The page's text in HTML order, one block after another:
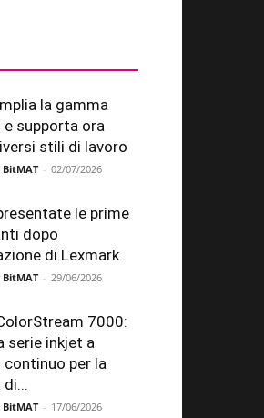
la gamma
e supporta ora
stili di lavoro
BitMAT - 02/07/2026
le prime
dopo
di Lexmark
BitMAT - 29/06/2026
7000:
serie inkjet a
continuo per la
BitMAT - 17/06/2026